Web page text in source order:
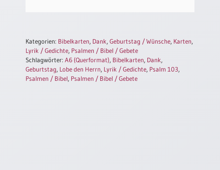
Neuerscheinungen
Einzelposter
Einzelposter
Kategorien: Bibelkarten, Dank,Geburtstag / Wünsche, Karten,
Lyrik / Gedichte, Psalmen / Bibel / Gebete
Schlagwörter:A6 (Querformat), Bibelkarten, Dank,
Geburtstag, Lobe den Herrn, Lyrik / Gedichte, Psalm 103,
Psalmen / Bibel, Psalmen / Bibel / Gebete